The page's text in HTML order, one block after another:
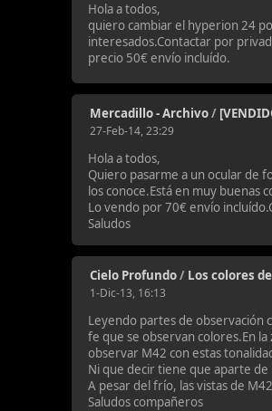
Hola a todos,
quiero cambiar el hyperion 24
interesados.Contactar por
precio 50€ envío incluído.
Mercadillo - Archivo/
27-Feb-14, 23:29
Hola a todos,
Quiero pasarme a un ocular de
los conoce.Está en muy buenas
Lo vendo por 70€ envío
Saludos
Cielo Profundo/ Los colores
1-Dic-13, 16:13
Leyendo partes de observación
fe que se observan colores.En
observar M42 con estas
Ni que decir tiene que aparte
A pesar del frío, las vistas de
Saludos compañeros